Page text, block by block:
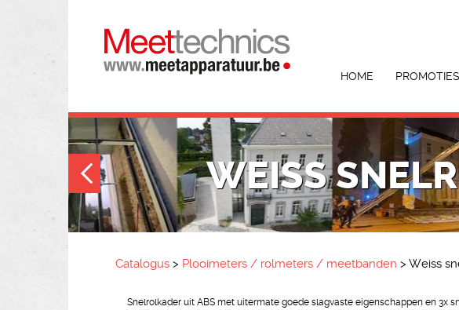
HOME PROMOTIES
WEISS
Catalogus > Plooimeters / rolmeters / meetbanden > Weiss
Snelrolkader uit ABS met uitermate goede slagvaste eigenschappen en 3x